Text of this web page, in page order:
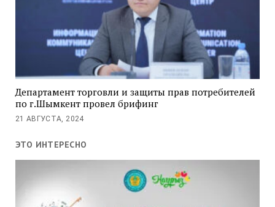
Департамент торговли и защиты прав потребителей
по г.Шымкент провел брифинг
21 АВГУСТА, 2024
ЭТО ИНТЕРЕСНО